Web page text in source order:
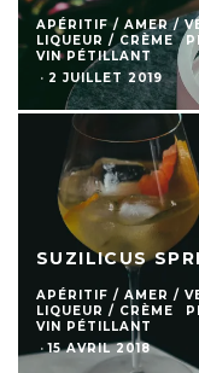
APÉRITIF / AMER /
LIQUEUR / CRÈME
VIN PÉTILLANT
· 2 JUILLET 2019
SUZILICUS
APÉRITIF / AMER /
LIQUEUR / CRÈME
VIN PÉTILLANT
· 15 AVRIL 2018